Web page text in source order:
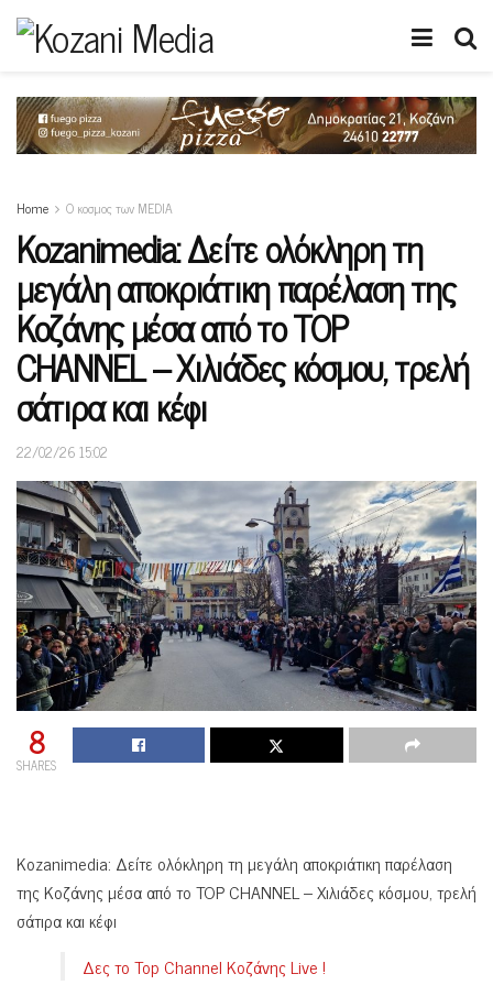
Home Ο κοσμος των MEDIA
Κοzanimedia: Δείτε ολόκληρη τη
μεγάλη αποκριάτικη παρέλαση της
Κοζάνης μέσα από το TOP
CHANNEL – Χιλιάδες κόσμου, τρελή
σάτιρα και κέφι
22/02/26 15:02
8
SHARES
Κοzanimedia: Δείτε ολόκληρη τη μεγάλη αποκριάτικη παρέλαση
της Κοζάνης μέσα από το TOP CHANNEL – Χιλιάδες κόσμου, τρελή
σάτιρα και κέφι
Δες το Top Channel Κοζάνης Live !